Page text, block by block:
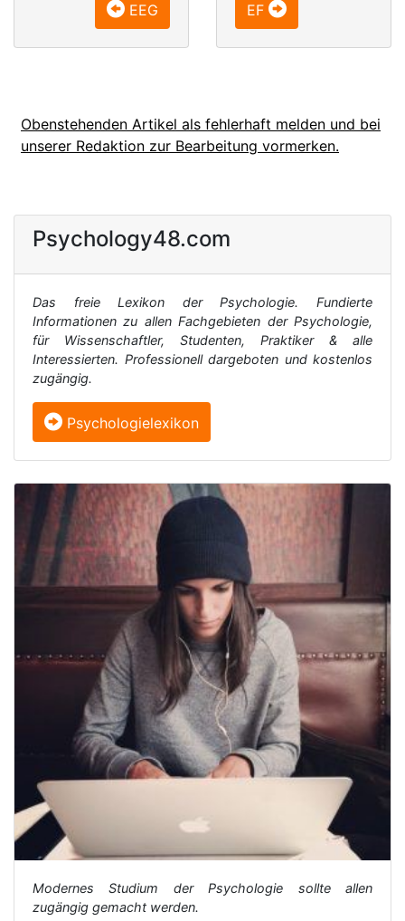
EEG EF
Obenstehenden Artikel als fehlerhaft melden und bei
unserer Redaktion zur Bearbeitung vormerken.
Psychology48.com
Das freie Lexikon der Psychologie. Fundierte
Informationen zu allen Fachgebieten der Psychologie,
für Wissenschaftler, Studenten, Praktiker & alle
Interessierten. Professionell dargeboten und kostenlos
zugängig.
Psychologielexikon
Modernes Studium der Psychologie sollte allen
zugängig gemacht werden.